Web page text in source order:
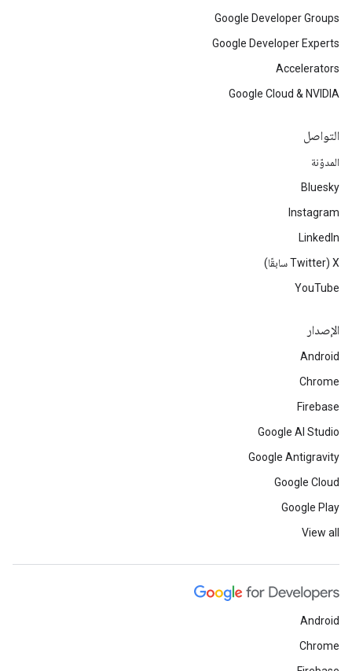
Google Developer Groups
Google Developer Experts
Accelerators
Google Cloud & NVIDIA
التواصل
المدوّنة
Bluesky
Instagram
LinkedIn
‫X ‏(Twitter سابقًا)
YouTube
الإصدار
Android
Chrome
Firebase
Google AI Studio
Google Antigravity
Google Cloud
Google Play
View all
Android
Chrome